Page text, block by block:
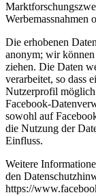
Werbemassnahmen
Die erhobenen
anonym; wir
ziehen. Die Daten
verarbeitet, so dass
Nutzerprofil möglich
Facebook-
sowohl auf
die Nutzung der
Einfluss.
Weitere
den
https://